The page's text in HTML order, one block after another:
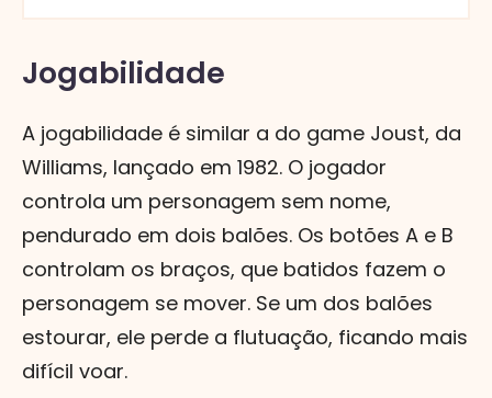
Jogabilidade
A jogabilidade é similar a do game Joust, da
Williams, lançado em 1982. O jogador
controla um personagem sem nome,
pendurado em dois balões. Os botões A e B
controlam os braços, que batidos fazem o
personagem se mover. Se um dos balões
estourar, ele perde a flutuação, ficando mais
difícil voar.